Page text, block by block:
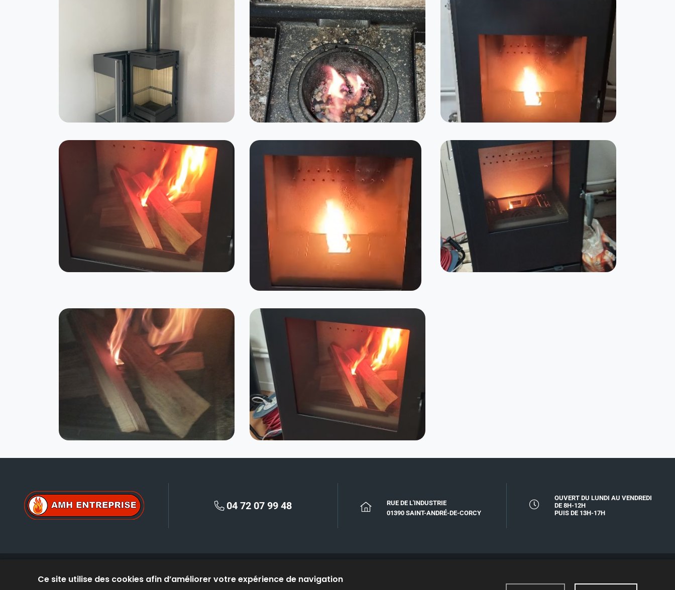
04 72 07 99 48
RUE DE L'INDUSTRIE
01390 SAINT-ANDRÉ-DE-CORCY
OUVERT DU LUNDI AU VENDREDI
DE 8H-12H
PUIS DE 13H-17H
SILOS, TRANSPORT ET ACCESSOIRES CATALOGUES MENTIONS LÉGALES
Ce site utilise des cookies afin d’améliorer votre expérience de navigation